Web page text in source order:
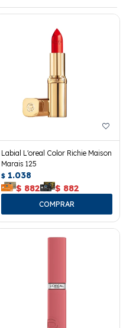
Labial L'oreal Color Richie Maison
Marais 125
$ 1.038
$ 882 $ 882